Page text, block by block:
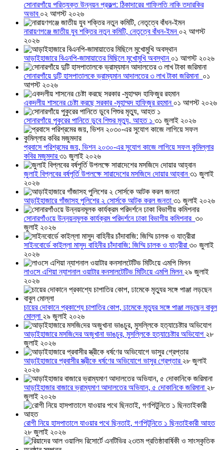
সোনারগাঁয়ে পরিত্যক্ত উন্নয়ন প্রকল্প: ঠিকাদারের গাফিলতি নাকি তদারকির
অভাব ০২ আগস্ট ২০২৬
নারায়ণগঞ্জে জাতীয় যুব শক্তির নতুন কমিটি, নেতৃত্বে বাঁধন-ইমন ০২ আগস্ট
২০২৬
আড়াইহাজারে বিএনপি-জামায়াতের মিছিলে মুখোমুখি অবস্থান ০১ আগস্ট ২০২৬
সোনারগাঁয়ে দুটি হাসপাতালকে ভ্রাম্যমান আদালতের ৩ লাখ টাকা জরিমানা ০১
আগস্ট ২০২৬
একদলীয় শাসনের চেষ্টা করছে সরকার -মুহাম্মদ হাফিজুর রহমান ০১ আগস্ট ২০২৬
সোনারগাঁয়ে পুকুরের পানিতে ডুবে শিশুর মৃত্যু, আহত ১ ৩১ জুলাই ২০২৬
প্রবাসে পরিশ্রমের জয়, ভিশন ২০৩০-এর সুযোগ কাজে লাগিয়ে সফল কুমিল্লার
কবির মজুমদার৩১ জুলাই ২০২৬
জুলাই বিপ্লবের বর্ষপূর্তি উপলক্ষে সারাদেশের মসজিদে দোয়ার আহ্বান৩১ জুলাই
২০২৬
আড়াইহাজারে গাঁজাসহ পুলিশের ২ সোর্সকে আটক করল জনতা ৩১ জুলাই ২০২৬
সোনারগাঁওয়ে উন্নয়নমূলক কার্যক্রম পরিদর্শনে ঢাকা বিভাগীয় কমিশনার ৩০
জুলাই ২০২৬
সাইনবোর্ডে কাইল্লা মাসুদ বাহিনীর চাঁদাবাজি: জিম্মি চালক ও যাত্রীরা ৩০ জুলাই
২০২৬
লাওসে এশিয়া ন্যাশনাল ওয়াটার কনসালটেটিভ মিটিংয়ে এমপি মিলন ২৯ জুলাই
২০২৬
চায়ের দোকানে প্রকাশ্যে চাপাতির কোপ, ঢামেকে মৃত্যুর সঙ্গে পাঞ্জা লড়ছেন বাবুল
মোল্লা ২৯ জুলাই ২০২৬
আড়াইহাজারে মস‌জি‌দের অজুখানা ভাঙচুর, মুসল্লিকে হত্যাচেষ্টার অভিযোগ ২৮
জুলাই ২০২৬
আড়াইহাজারে প্রবাসীর স্ত্রীকে ধর্ষণের অভিযোগে ভাসুর গ্রেপ্তার ২৮ জুলাই
২০২৬
আড়াইহাজার বাজারে ভ্রাম্যমাণ আদালতের অভিযান, ৫ দোকানিকে জরিমানা ২৮
জুলাই ২০২৬
রোগী নিয়ে হাসপাতালে যাওয়ার পথে ছিনতাই, গণপিটুনিতে ১ ছিনতাইকারী আহত
২৮ জুলাই ২০২৬